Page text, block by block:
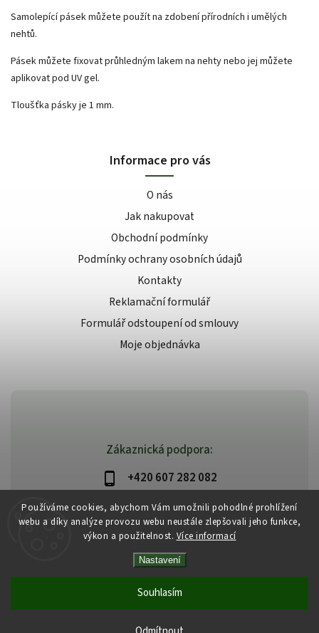
Používáme cookies, abychom Vám umožnili pohodlné prohlížení
webu a díky analýze provozu webu neustále zlepšovali jeho funkce,
výkon a použitelnost. Více informací
Nastavení
Souhlasím
Samolepící pásek můžete použít na zdobení přírodních i umělých
nehtů.
Pásek můžete fixovat průhledným lakem na nehty nebo jej můžete
aplikovat pod UV gel.
Tloušťka pásky je 1 mm.
Zákaznická podpora:
+420 607 282 082
info@beautysystem.cz
Informace pro vás
O nás
Jak nakupovat
Obchodní podmínky
Podmínky ochrany osobních údajů
Kontakty
Reklamační formulář
Formulář odstoupení od smlouvy
Moje objednávka
Beautysystem.cz
VytvořilShoptet | Design